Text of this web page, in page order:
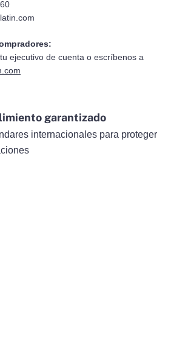
ejecutivo de cuenta o escríbenos a
garantizado
internacionales para proteger